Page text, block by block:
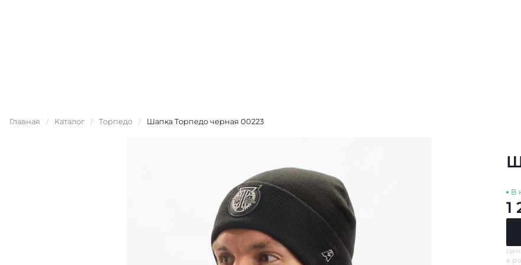
Главная / Каталог / Торпедо / Шапка Торпедо черная 00223
В
1
в